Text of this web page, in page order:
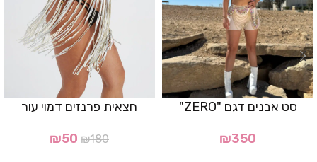
סט אבנים דגם "ZERO"
₪350
חצאית פרנזים דמוי עור
₪180
₪50